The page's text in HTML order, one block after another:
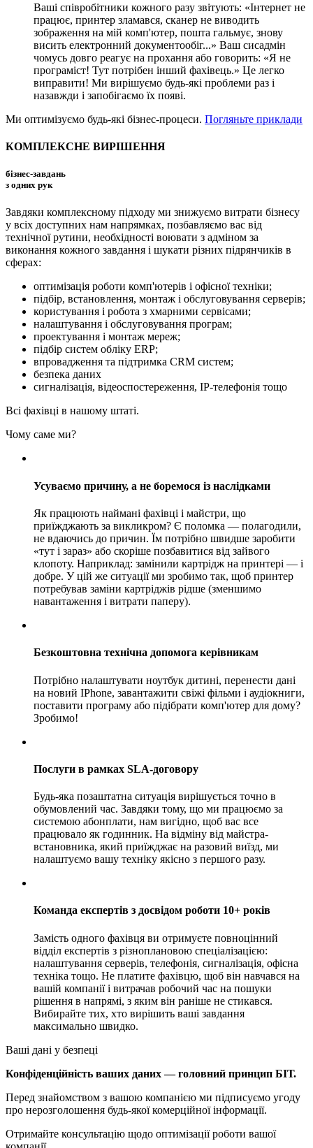
Ваші співробітники кожного разу звітують: «Інтернет не
працює, принтер зламався, сканер не виводить
зображення на мій комп'ютер, пошта гальмує, знову
висить електронний документообіг...» Ваш сисадмін
чомусь довго реагує на прохання або говорить: «Я не
програміст! Тут потрібен інший фахівець.» Це легко
виправити! Ми вирішуємо будь-які проблеми раз і
назавжди і запобігаємо їх появі.
Ми оптимізуємо будь-які бізнес-процеси. Погляньте приклади
КОМПЛЕКСНЕ ВИРІШЕННЯ
бізнес-завдань
з одних рук
Завдяки комплексному підходу ми знижуємо витрати бізнесу
у всіх доступних нам напрямках, позбавляємо вас від
технічної рутини, необхідності воювати з адміном за
виконання кожного завдання і шукати різних підрянчиків в
сферах:
оптимізація роботи комп'ютерів і офісної техніки;
підбір, встановлення, монтаж і обслуговування серверів;
користування і робота з хмарними сервісами;
налаштування і обслуговування програм;
проектування і монтаж мереж;
підбір систем обліку ERP;
впровадження та підтримка CRM систем;
безпека даних
сигналізація, відеоспостереження, IP-телефонія тощо
Всі фахівці в нашому штаті.
Чому саме ми?
Усуваємо причину, а не боремося із наслідками
Як працюють наймані фахівці і майстри, що
приїжджають за викликром? Є поломка — полагодили,
не вдаючись до причин. Їм потрібно швидше заробити
«тут і зараз» або скоріше позбавитися від зайвого
клопоту. Наприклад: замінили картрідж на принтері — і
добре. У цій же ситуації ми зробимо так, щоб принтер
потребував заміни картріджів рідше (зменшимо
навантаження і витрати паперу).
Безкоштовна технічна допомога керівникам
Потрібно налаштувати ноутбук дитині, перенести дані
на новий IPhone, завантажити свіжі фільми і аудіокниги,
поставити програму або підібрати комп'ютер для дому?
Зробимо!
Послуги в рамках SLA-договору
Будь-яка позаштатна ситуація вирішується точно в
обумовлений час. Завдяки тому, що ми працюємо за
системою абонплати, нам вигідно, щоб вас все
працювало як годинник. На відміну від майстра-
встановника, який приїжджає на разовий виїзд, ми
налаштуємо вашу техніку якісно з першого разу.
Команда експертів з досвідом роботи 10+ років
Замість одного фахівця ви отримуєте повноцінний
відділ експертів з різноплановою спеціалізацією:
налаштування серверів, телефонія, сигналізація, офісна
техніка тощо. Не платите фахівцю, щоб він навчався на
вашій компанії і витрачав робочий час на пошуки
рішення в напрямі, з яким він раніше не стикався.
Вибирайте тих, хто вирішить ваші завдання
максимально швидко.
Ваші дані у безпеці
Конфіденційність ваших даних — головний принцип БІТ.
Перед знайомством з вашою компанією ми підписуємо угоду
про нерозголошення будь-якої комерційної інформації.
Отримайте консультацію щодо оптимізації роботи вашої